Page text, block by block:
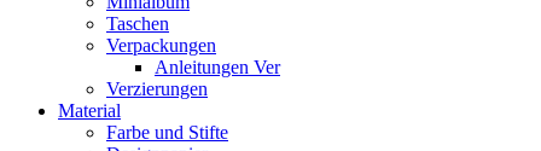
Taschen
Verpackungen
Anleitungen Ver
Verzierungen
Material
Farbe und Stifte